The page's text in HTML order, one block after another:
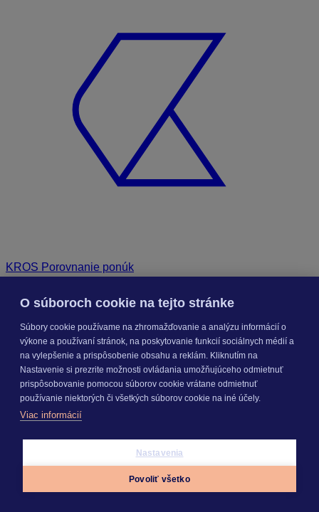
KROS Porovnanie ponúk
OdporúčanéFAQ
Príklad vytvorenia šanónu pre evidenciu mobilných telefónov
Nastavenie šanónov
Prihlasovanie e-mailom v programe Jednoduché účtovníctvo
ALFA plus
SEGMENTY
O súboroch cookie na tejto stránke
Súbory cookie používame na zhromažďovanie a analýzu informácií o
výkone a používaní stránok, na poskytovanie funkcií sociálnych médií a
na vylepšenie a prispôsobenie obsahu a reklám. Kliknutím na
Nastavenie si prezrite možnosti ovládania umožňujúceho odmietnuť
prispôsobovanie pomocou súborov cookie vrátane odmietnuť
používanie niektorých či všetkých súborov cookie na iné účely.
Viac informácií
Nastavenia
Povoliť všetko